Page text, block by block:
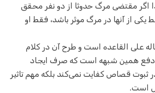
اگر مقتضی مرگ حدوثا از دو نفر محقق
یکی از آنها در مرگ موثر باشد، فقط او
علی القاعده است و طرح آن در کلام
همین شبهه است که صرف ایجاد
ثبوت قصاص کفایت نمی‌کند بلکه مهم تاثیر
است.